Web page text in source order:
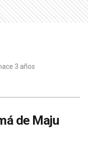
3 años
de Maju